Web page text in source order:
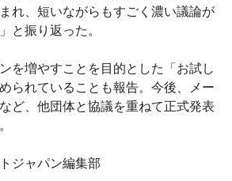
れ、短いながらもすごく濃い議論が
と振り返った。
を増やすことを目的とした「お試し
られていることも報告。今後、メー
ど、他団体と協議を重ねて正式発表
ジャパン編集部